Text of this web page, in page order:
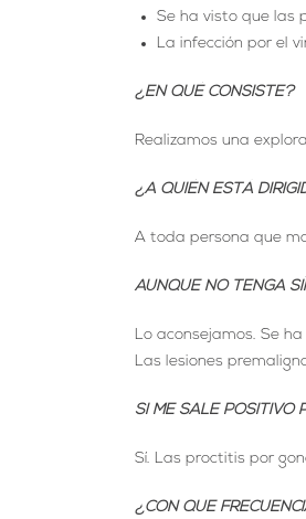
Se ha visto que las
La infección por el
¿EN QUÉ CONSISTE?
Realizamos una
¿A QUIÉN ESTÁ
A toda persona que
AUNQUE NO TENGA
Lo aconsejamos. Se
Las lesiones
SI ME SALE POSITIVO
Sí. Las proctitis por
¿CON QUE